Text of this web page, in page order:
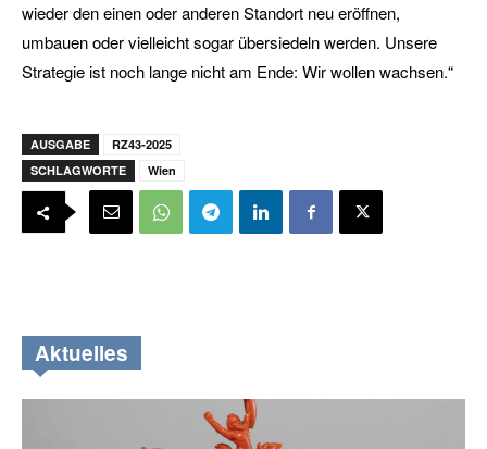
wieder den einen oder anderen Standort neu eröffnen,
umbauen oder vielleicht sogar übersiedeln werden. Unsere
Strategie ist noch lange nicht am Ende: Wir wollen wachsen.“
AUSGABE
RZ43-2025
SCHLAGWORTE
Wien
Aktuelles